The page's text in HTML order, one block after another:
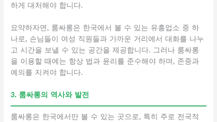
하게 대처해야 합니다.
요약하자면, 룸싸롱은 한국에서 볼 수 있는 유흥업소 중 하
나로, 손님들이 여성 직원들과 가까운 거리에서 대화를 나누
고 시간을 보낼 수 있는 공간을 제공합니다. 그러나 룸싸롱
을 이용할 때에는 항상 법과 윤리를 준수해야 하며, 존중과
예의를 지켜야 합니다.
3. 룸싸롱의 역사와 발전
룸싸롱은 한국에서만 볼 수 있는 곳으로, 특히 주로 전국적